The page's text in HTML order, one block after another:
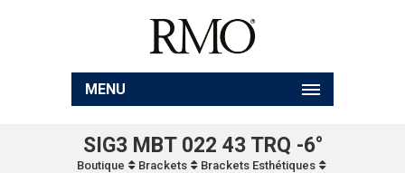
MENU
SIG3 MBT 022 43 TRQ -6°
Boutique Brackets
Brackets Esthétiques